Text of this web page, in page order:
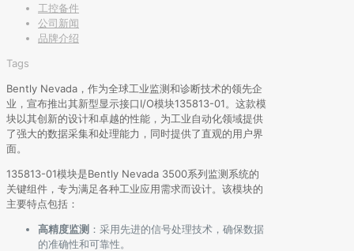
工控备件
公司新闻
品牌介绍
Tags
Bently Nevada，作为全球工业监测和诊断技术的领先企
业，宣布推出其新型显示接口I/O模块135813-01。这款模
块以其创新的设计和卓越的性能，为工业自动化领域提供
了强大的数据采集和处理能力，同时提供了直观的用户界
面。
135813-01模块是Bently Nevada 3500系列监测系统的
关键组件，专为满足各种工业应用需求而设计。该模块的
主要特点包括：
高精度监测 ：采用先进的信号处理技术，确保数据
的准确性和可靠性。